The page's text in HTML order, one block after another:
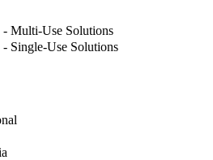
Multi-Use Solutions
Single-Use Solutions